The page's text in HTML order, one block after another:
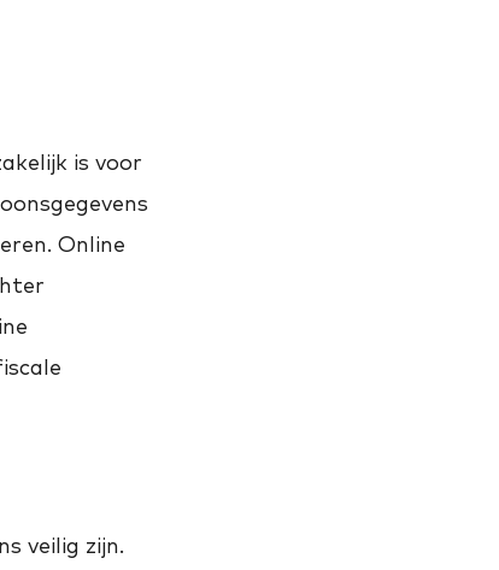
is voor
Online
veilig zijn.